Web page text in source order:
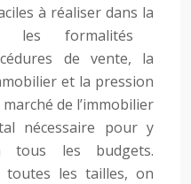
à réaliser dans la
formalités
de vente, la
et la pression
de l’immobilier
nécessaire pour y
tous les budgets.
toutes les tailles, on